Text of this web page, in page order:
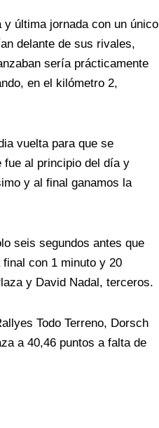
última jornada con un único
delante de sus rivales,
sería prácticamente
en el kilómetro 2,
vuelta para que se
fue al principio del día y
y al final ganamos la
seis segundos antes que
con 1 minuto y 20
y David Nadal, terceros.
Todo Terreno, Dorsch
a 40,46 puntos a falta de